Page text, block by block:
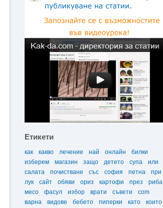
Етикети
как какво лечение най онлайн
билки
изберем
магазин защо детето супа
или
салата
почистване със софия петна
при
лук
сайт обяви ориз картофи през
риба
месо
фасул избор врати съвети
com
варна
видове бебето пиперки като
които